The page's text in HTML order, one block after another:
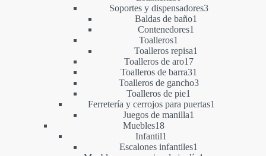
productos
Soportes y dispensadores33
Baldas de baño1
Contenedores1
Toalleros1
producto
Toalleros repisa1
Toalleros de aro1717
productos
Toalleros de barra31
productos
Toalleros de gancho33
Toalleros de pie1
producto
Ferretería y cerrojos para puertas1
Juegos de manilla1
Muebles1818
productos
Infantil1
producto
Escalones infantiles1